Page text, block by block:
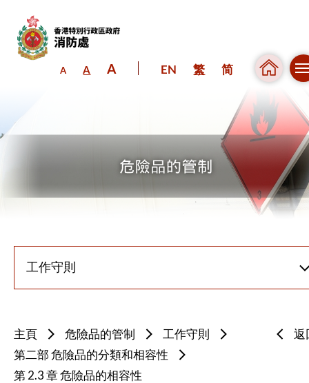
A A A EN 繁 简
主頁 危險品的管制
工作守則
第二部 危險品的分類和相容性
第 2.3 章 危險品的相容性
返